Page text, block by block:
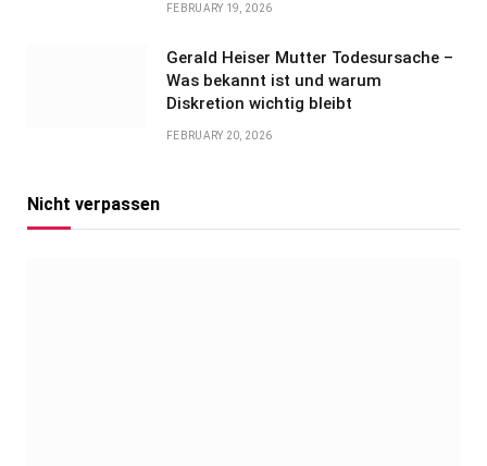
FEBRUARY 19, 2026
Gerald Heiser Mutter Todesursache –
Was bekannt ist und warum
Diskretion wichtig bleibt
FEBRUARY 20, 2026
Nicht verpassen